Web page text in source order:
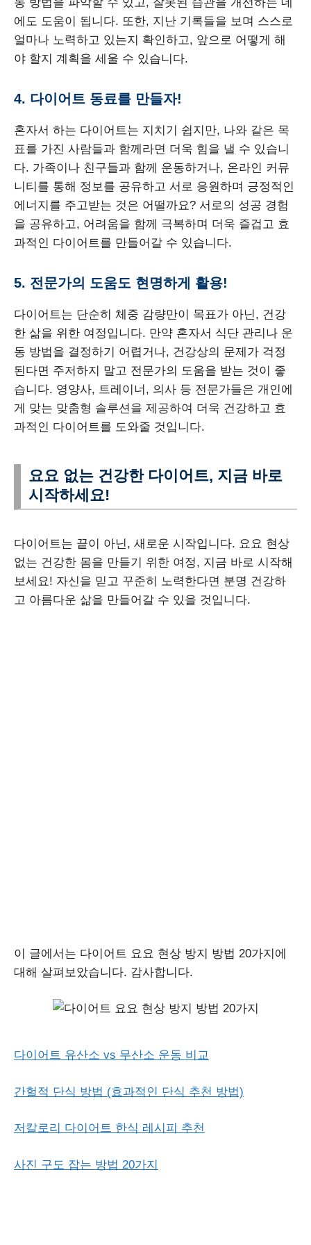
에도 도움이 됩니다. 또한, 지난 기록들을 보며 스스로
얼마나 노력하고 있는지 확인하고, 앞으로 어떻게 해
야 할지 계획을 세울 수 있습니다.
4. 다이어트 동료를 만들자!
혼자서 하는 다이어트는 지치기 쉽지만, 나와 같은 목
표를 가진 사람들과 함께라면 더욱 힘을 낼 수 있습니
다. 가족이나 친구들과 함께 운동하거나, 온라인 커뮤
니티를 통해 정보를 공유하고 서로 응원하며 긍정적인
에너지를 주고받는 것은 어떨까요? 서로의 성공 경험
을 공유하고, 어려움을 함께 극복하며 더욱 즐겁고 효
과적인 다이어트를 만들어갈 수 있습니다.
5. 전문가의 도움도 현명하게 활용!
다이어트는 단순히 체중 감량만이 목표가 아닌, 건강
한 삶을 위한 여정입니다. 만약 혼자서 식단 관리나 운
동 방법을 결정하기 어렵거나, 건강상의 문제가 걱정
된다면 주저하지 말고 전문가의 도움을 받는 것이 좋
습니다. 영양사, 트레이너, 의사 등 전문가들은 개인에
게 맞는 맞춤형 솔루션을 제공하여 더욱 건강하고 효
과적인 다이어트를 도와줄 것입니다.
요요 없는 건강한 다이어트, 지금 바로
시작하세요!
다이어트는 끝이 아닌, 새로운 시작입니다. 요요 현상
없는 건강한 몸을 만들기 위한 여정, 지금 바로 시작해
보세요! 자신을 믿고 꾸준히 노력한다면 분명 건강하
고 아름다운 삶을 만들어갈 수 있을 것입니다.
이 글에서는 다이어트 요요 현상 방지 방법 20가지에
대해 살펴보았습니다. 감사합니다.
다이어트 유산소 vs 무산소 운동 비교
간헐적 단식 방법 (효과적인 단식 추천 방법)
저칼로리 다이어트 한식 레시피 추천
사진 구도 잡는 방법 20가지